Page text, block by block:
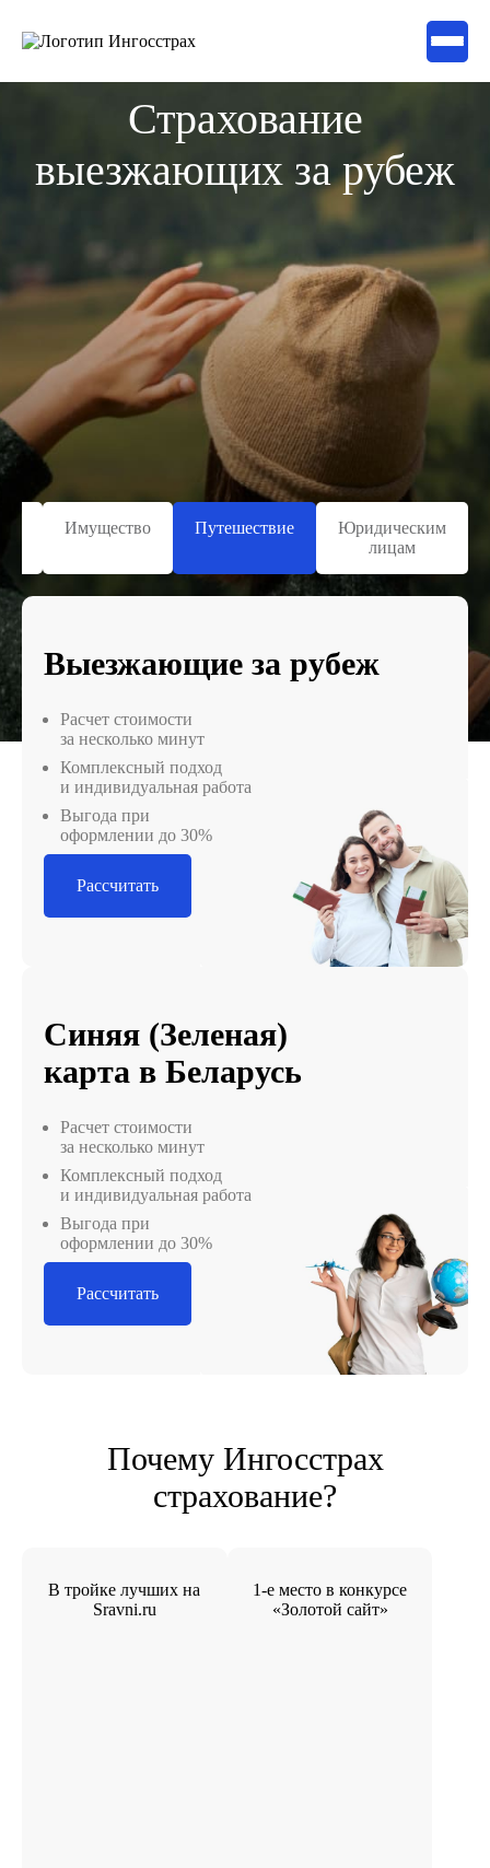
Имущество Путешествие
Юридическим
лицам
Страхование
выезжающих за рубеж
Выезжающие за рубеж
Расчет стоимости
за несколько минут
Комплексный подход
и индивидуальная работа
Выгода при
оформлении до 30%
Рассчитать
Синяя (Зеленая)
карта в Беларусь
Расчет стоимости
за несколько минут
Комплексный подход
и индивидуальная работа
Выгода при
оформлении до 30%
Рассчитать
Почему Ингосстрах
страхование?
В тройке лучших на
Sravni.ru
1-е место в конкурсе
«Золотой сайт»